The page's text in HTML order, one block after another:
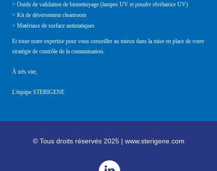
> Outils de validation de bionettoyage (lampes UV et poudre révélatrice UV)
> Kit de déversement cleanroom
> Matériaux de surface antistatiques
Et toute notre expertise pour vous conseiller au mieux dans la mise en place de votre
stratégie de contrôle de la contamination.
À très vite,
L'équipe STERIGENE
© Tous droits réservés 2025 | www.sterigene.com